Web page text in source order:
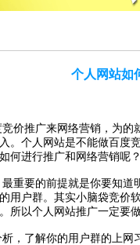
个人网站如
推广来网络营销，为的
。个人网站是不能做百度
何进行推广和网络营销呢？
要的前提就是你要知道
用户群。其实小脑袋竞价
所以个人网站推广一定要
了解你的用户群的上网